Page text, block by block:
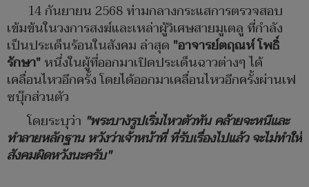
14 กันยายน 2568 ท่ามกลางกระแสการตรวจสอบ
เข้มข้นในวงการสงฆ์และเหล่าผู้วิเศษสายมูเตลู ที่กำลัง
เป็นประเด็นร้อนในสังคม ล่าสุด "อาจารย์ตฤณห์ โพธิ์
รักษา"หนึ่งในผู้ที่ออกมาเปิดประเด็นฉาวต่างๆ ได้
เคลื่อนไหวอีกครั้ง โดยได้ออกมาเคลื่อนไหวอีกครั้งผ่านเฟ
ซบุ๊กส่วนตัว
โดยระบุว่า "พระบางรูปเริ่มไหวตัวทัน คล้ายจะหนีและ
ทำลายหลักฐาน หวังว่าเจ้าหน้าที่ ที่รับเรื่องไปแล้ว จะไม่ทำให้
สังคมผิดหวังนะครับ"